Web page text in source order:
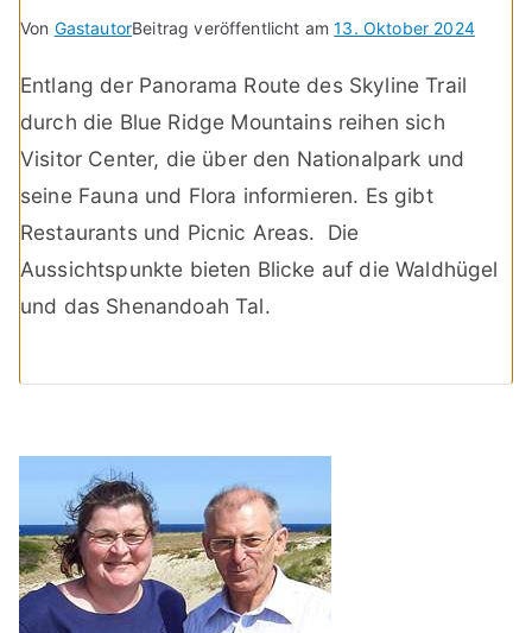
Von GastautorBeitrag veröffentlicht am13. Oktober 2024
Entlang der Panorama Route des Skyline Trail
durch die Blue Ridge Mountains reihen sich
Visitor Center, die über den Nationalpark und
seine Fauna und Flora informieren. Es gibt
Restaurants und Picnic Areas. Die
Aussichtspunkte bieten Blicke auf die Waldhügel
und das Shenandoah Tal.